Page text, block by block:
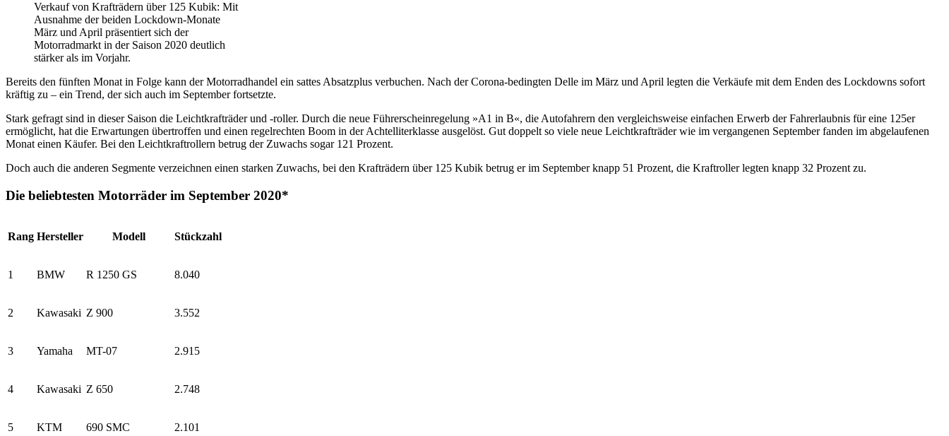
Verkauf von Krafträdern über 125 Kubik: Mit
Ausnahme der beiden Lockdown-Monate
März und April präsentiert sich der
Motorradmarkt in der Saison 2020 deutlich
stärker als im Vorjahr.
Bereits den fünften Monat in Folge kann der Motorradhandel ein sattes Absatzplus verbuchen. Nach der Corona-bedingten Delle im März und April legten die Verkäufe mit dem Enden des Lockdowns sofort
kräftig zu – ein Trend, der sich auch im September fortsetzte.
Stark gefragt sind in dieser Saison die Leichtkrafträder und -roller. Durch die neue Führerscheinregelung »A1 in B«, die Autofahrern den vergleichsweise einfachen Erwerb der Fahrerlaubnis für eine 125er
ermöglicht, hat die Erwartungen übertroffen und einen regelrechten Boom in der Achtelliterklasse ausgelöst. Gut doppelt so viele neue Leichtkrafträder wie im vergangenen September fanden im abgelaufenen
Monat einen Käufer. Bei den Leichtkraftrollern betrug der Zuwachs sogar 121 Prozent.
Doch auch die anderen Segmente verzeichnen einen starken Zuwachs, bei den Krafträdern über 125 Kubik betrug er im September knapp 51 Prozent, die Kraftroller legten knapp 32 Prozent zu.
Die beliebtesten Motorräder im September 2020*
Rang Hersteller Modell Stückzahl
1 BMW R 1250 GS 8.040
2 Kawasaki Z 900 3.552
3 Yamaha MT-07 2.915
4 Kawasaki Z 650 2.748
5 KTM 690 SMC 2.101